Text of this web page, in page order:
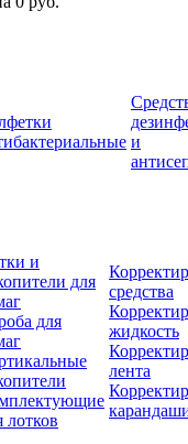
и
и
для
для
лотков
средства
жидкость
лента